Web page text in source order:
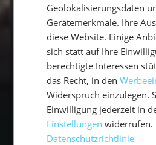
Vicci
Travel Explorerin
Vicci schreibt über
Küstenorte und Reisen
Routen. Mit einem Gespür
Momente verbindet sie
praktischen Travel-Tipps.
Geolokalisierungsdaten
Gerätemerkmale. Ihre
diese Website. Einige
sich statt auf Ihre
berechtigte Interessen
das Recht, in den
Widerspruch einzulegen.
Einwilligung jederzeit in
Einstellungen widerrufen.
Datenschutzrichtlinie